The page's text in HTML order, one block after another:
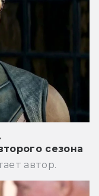
сезона
автор.